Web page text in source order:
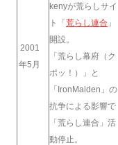
2001
年5月
kenyが荒らしサイ
ト「荒らし連合 」
開設。
「荒らし幕府（ク
ポッ！）」と
「IronMaiden」の
抗争による影響で
「荒らし連合」活
動停止。